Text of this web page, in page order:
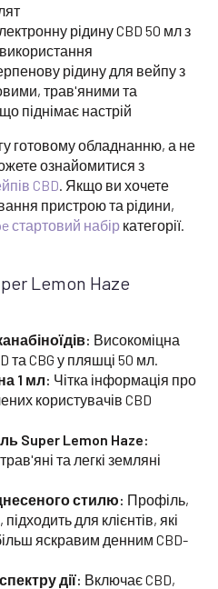
рідину CBD 50 мл з
рідину для вейпу з
трав'яними та
піднімає настрій
готовому обладнанню, а не
ознайомитися з
CBD . Якщо ви хочете
пристрою та рідини,
стартовий набір категорії.
Lemon Haze
Високоміцна
та CBG у пляшці 50 мл.
1 мл: Чітка інформація про
користувачів CBD
Super Lemon Haze:
та легкі земляні
стилю: Профіль,
для клієнтів, які
яскравим денним CBD-
дії: Включає CBD,